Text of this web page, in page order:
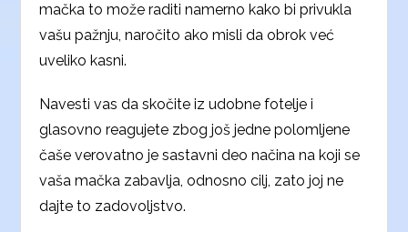
mačka to može raditi namerno kako bi privukla
vašu pažnju, naročito ako misli da obrok već
uveliko kasni.
Navesti vas da skočite iz udobne fotelje i
glasovno reagujete zbog još jedne polomljene
čaše verovatno je sastavni deo načina na koji se
vaša mačka zabavlja, odnosno cilj, zato joj ne
dajte to zadovoljstvo.